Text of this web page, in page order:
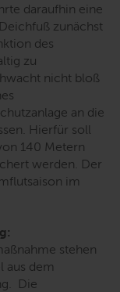
daraufhin eine
zunächst
des
zu
nicht bloß
an die
Hierfür soll
140 Metern
werden. Der
im
stehen
aus dem
Die